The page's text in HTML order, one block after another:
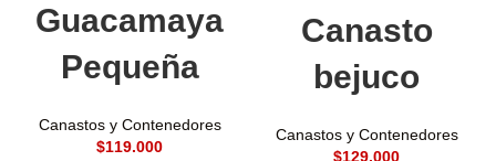
Guacamaya
Pequeña
Canastos y Contenedores
$
Canasto
bejuco
Canastos y Contenedores
$